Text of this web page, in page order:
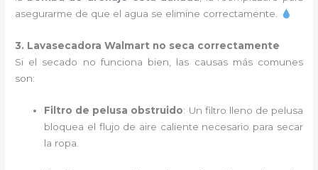
asegurarme de que el agua se elimine correctamente.
3. Lavasecadora Walmart no seca correctamente
Si el secado no funciona bien, las causas más comunes
son:
Filtro de pelusa obstruido: Un filtro lleno de pelusa
bloquea el flujo de aire caliente necesario para secar
la ropa.